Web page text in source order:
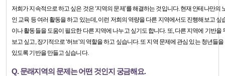
저희가 지속적으로 하고 싶은 것은 ‘지역의 문제’를 해결하는 것입니다. 현재 안테나만의
인 교육 등 여러 활동을 하고 있는데, 이런 저희의 역량을 다른 지역에서도 진행해보고
이나 활동들을 도움이 필요한 다른 지역에 나누고 싶기도 합니다. 또, 다른 지역에 기반을
보고 싶고, 장기적으로 ‘허브’의 역할을 하고 싶습니다. 또 지역 문제에 관심 있는 청년들
있도록 기반을 만들고 싶습니다.
Q. 문래지역의 문제는 어떤 것인지 궁금해요.